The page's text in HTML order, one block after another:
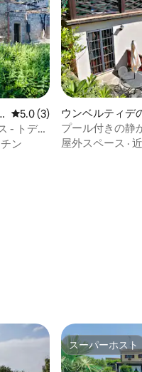
レビュー3件、5つ星中5.0
5.0 (3)
- トディ
ン
ウンベルティデ
アパート
プール付きの静
屋外スペース ·
スーパーホスト
スーパーホスト